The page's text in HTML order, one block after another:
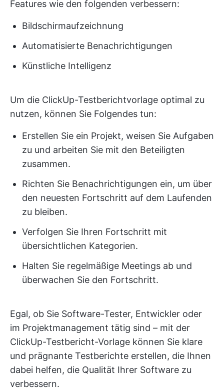
Features wie den folgenden verbessern:
Bildschirmaufzeichnung
Automatisierte Benachrichtigungen
Künstliche Intelligenz
Um die ClickUp-Testberichtvorlage optimal zu
nutzen, können Sie Folgendes tun:
Erstellen Sie ein Projekt, weisen Sie Aufgaben
zu und arbeiten Sie mit den Beteiligten
zusammen.
Richten Sie Benachrichtigungen ein, um über
den neuesten Fortschritt auf dem Laufenden
zu bleiben.
Verfolgen Sie Ihren Fortschritt mit
übersichtlichen Kategorien.
Halten Sie regelmäßige Meetings ab und
überwachen Sie den Fortschritt.
Egal, ob Sie Software-Tester, Entwickler oder
im Projektmanagement tätig sind – mit der
ClickUp-Testbericht-Vorlage können Sie klare
und prägnante Testberichte erstellen, die Ihnen
dabei helfen, die Qualität Ihrer Software zu
verbessern.